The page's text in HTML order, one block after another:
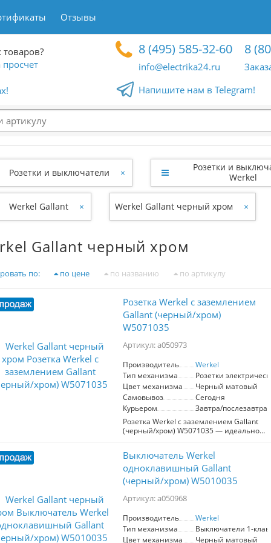
Отзывы
8 (495) 585-32-60
info@electrika24.ru
8
Напишите нам в Telegram!
Розетки и выключатели ×
Розетки и
Werkel
Werkel Gallant × Werkel Gallant черный хром ×
Gallant черный хром
по: по цене по названию по артикулу
Розетка Werkel с заземлением
Gallant (черный/хром)
W5071035
Артикул: a050973
Производитель
Werkel
Тип механизма
Розетки
Цвет механизма
Черный матовый
Самовывоз
Сегодня
Курьером
Завтра/послезавтра
Розетка Werkel с заземлением Gallant
(черный/хром) W5071035 — идеальное
решение для надежного
интерьере. Разработанная для работы
при максимальном токе 16 А и
напряжении 250 В, она обеспечивает
мощность до 3680 Вт. Применяя такую
розетку, вы гарантируете безопасность
пользователей благодаря встроенному
которые предотвращают риск
электрического удара.
Выключатель Werkel
одноклавишный Gallant
(черный/хром) W5010035
Артикул: a050968
Производитель
Werkel
Тип механизма
Выключатели 1-
Цвет механизма
Черный матовый